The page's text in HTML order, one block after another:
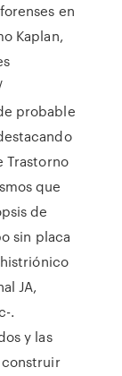
en
Kaplan,
probable
Trastorno
que
de
sin placa
JA,
.
y las